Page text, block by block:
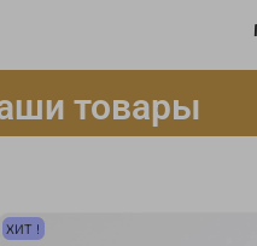
товары
ХИТ !